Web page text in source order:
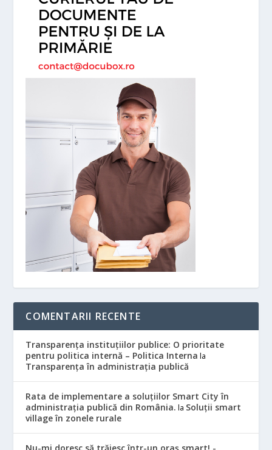
COMENTARII RECENTE
Transparența instituțiilor publice: O prioritate
pentru politica internă – Politica Interna la
Transparența în administrația publică
Rata de implementare a soluțiilor Smart City în
administrația publică din România. la Soluții smart
village în zonele rurale